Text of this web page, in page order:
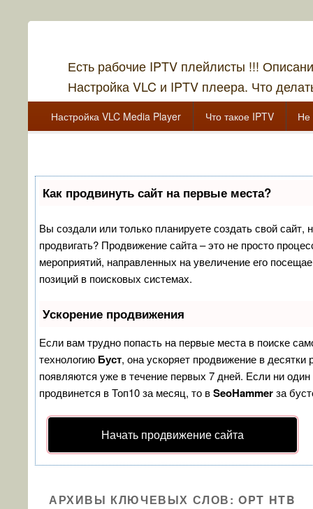
Есть рабочие IPTV плейлисты !!!
Настройка VLC и IPTV плеера. Что
Главное меню
Перейти к основному содержанию
Перейти к дополнительному содержимому
Настройка VLC Media Player Что такое IPTV Не
Как продвинуть сайт на первые места?
Вы создали или только планируете создать свой сайт,
продвигать? Продвижение сайта – это не просто
мероприятий, направленных на увеличение его
позиций в поисковых системах.
Ускорение продвижения
Если вам трудно попасть на первые места в поиске
технологию Буст, она ускоряет продвижение в десятки
появляются уже в течение первых 7 дней. Если ни один
продвинется в Топ10 за месяц, то вSeoHammerза
Начать продвижение сайта
АРХИВЫ КЛЮЧЕВЫХ СЛОВ:OPT HTB